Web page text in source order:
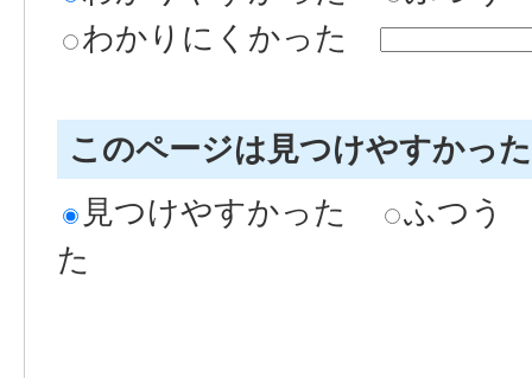
わかりにくかった
このページは見つけやすかっ
見つけやすかった
ふつう
た